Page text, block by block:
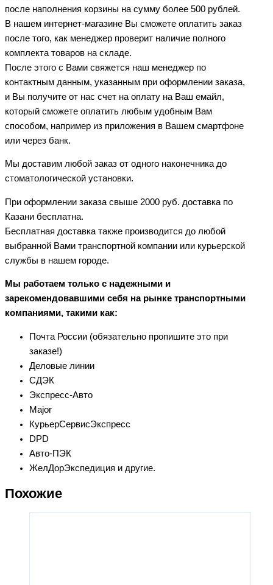
после наполнения корзины на сумму более 500 рублей.
В нашем интернет-магазине Вы сможете оплатить заказ
после того, как менеджер проверит наличие полного
комплекта товаров на складе.
После этого с Вами свяжется наш менеджер по
контактным данным, указанным при оформлении заказа,
и Вы получите от нас счет на оплату на Ваш емайл,
который сможете оплатить любым удобным Вам
способом, например из приложения в Вашем смартфоне
или через банк.
Мы доставим любой заказ от одного наконечника до
стоматологической установки.
При оформлении заказа свыше 2000 руб. доставка по
Казани бесплатна.
Бесплатная доставка также производится до любой
выбранной Вами транспортной компании или курьерской
службы в нашем городе.
Мы работаем только с надежными и
зарекомендовавшими себя на рынке транспортными
компаниями, такими как:
Почта России (обязательно пропишите это при
заказе!)
Деловые линии
СДЭК
Экспресс-Авто
Major
КурьерСервисЭкспресс
DPD
Авто-ПЭК
ЖелДорЭкспедиция и другие.
Похожие